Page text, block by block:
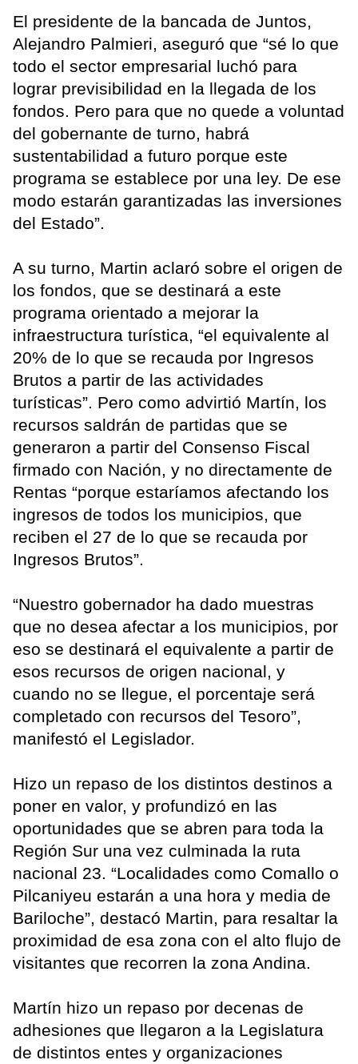
El presidente de la bancada de Juntos,
Alejandro Palmieri, aseguró que “sé lo que
todo el sector empresarial luchó para
lograr previsibilidad en la llegada de los
fondos. Pero para que no quede a voluntad
del gobernante de turno, habrá
sustentabilidad a futuro porque este
programa se establece por una ley. De ese
modo estarán garantizadas las inversiones
del Estado”.
A su turno, Martin aclaró sobre el origen de
los fondos, que se destinará a este
programa orientado a mejorar la
infraestructura turística, “el equivalente al
20% de lo que se recauda por Ingresos
Brutos a partir de las actividades
turísticas”. Pero como advirtió Martín, los
recursos saldrán de partidas que se
generaron a partir del Consenso Fiscal
firmado con Nación, y no directamente de
Rentas “porque estaríamos afectando los
ingresos de todos los municipios, que
reciben el 27 de lo que se recauda por
Ingresos Brutos”.
“Nuestro gobernador ha dado muestras
que no desea afectar a los municipios, por
eso se destinará el equivalente a partir de
esos recursos de origen nacional, y
cuando no se llegue, el porcentaje será
completado con recursos del Tesoro”,
manifestó el Legislador.
Hizo un repaso de los distintos destinos a
poner en valor, y profundizó en las
oportunidades que se abren para toda la
Región Sur una vez culminada la ruta
nacional 23. “Localidades como Comallo o
Pilcaniyeu estarán a una hora y media de
Bariloche”, destacó Martin, para resaltar la
proximidad de esa zona con el alto flujo de
visitantes que recorren la zona Andina.
Martín hizo un repaso por decenas de
adhesiones que llegaron a la Legislatura
de distintos entes y organizaciones